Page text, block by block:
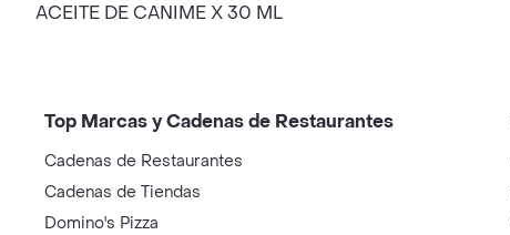
ACEITE DE CANIME X 30 ML
Top Marcas y Cadenas de Restaurantes
Cadenas de Restaurantes
Cadenas de Tiendas
Domino's Pizza